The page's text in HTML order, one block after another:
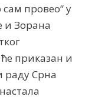
провео“ у
и Зорана
приказан и
раду Срна